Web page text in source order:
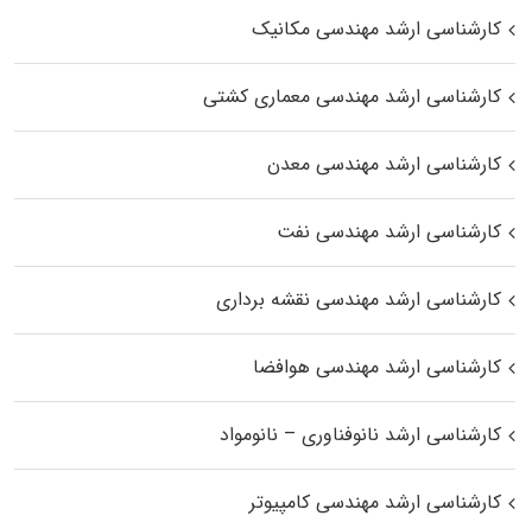
کارشناسی ارشد مهندسی مکانیک
کارشناسی ارشد مهندسی معماری کشتی
کارشناسی ارشد مهندسی معدن
کارشناسی ارشد مهندسی نفت
کارشناسی ارشد مهندسی نقشه برداری
کارشناسی ارشد مهندسی هوافضا
کارشناسی ارشد نانوفناوری – نانومواد
کارشناسی ارشد مهندسی کامپیوتر